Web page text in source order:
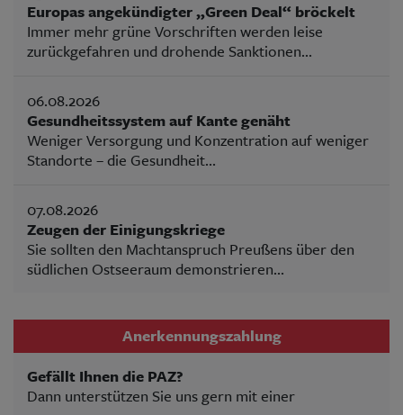
Europas angekündigter „Green Deal“ bröckelt
Immer mehr grüne Vorschriften werden leise
zurückgefahren und drohende Sanktionen...
06.08.2026
Gesundheitssystem auf Kante genäht
Weniger Versorgung und Konzentration auf weniger
Standorte – die Gesundheit...
07.08.2026
Zeugen der Einigungskriege
Sie sollten den Machtanspruch Preußens über den
südlichen Ostseeraum demonstrieren...
Anerkennungszahlung
Gefällt Ihnen die PAZ?
Dann unterstützen Sie uns gern mit einer